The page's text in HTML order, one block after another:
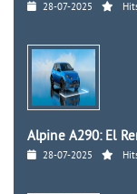
28-07-2025
Alpine A290: El
28-07-2025